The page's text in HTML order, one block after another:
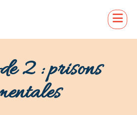
2 : prisons